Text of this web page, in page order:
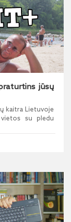
jūsų
kaitra Lietuvoje
su pledu